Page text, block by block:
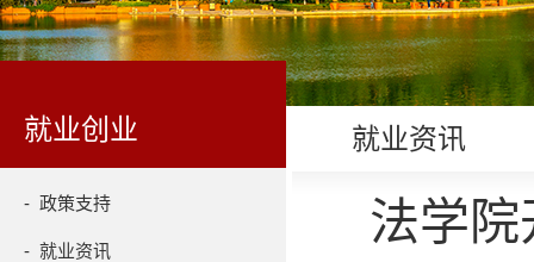
就业创业
- 政策支持
- 就业资讯
就业资讯
法学院